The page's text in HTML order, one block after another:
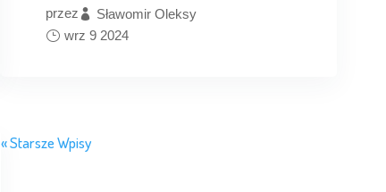
przez
Sławomir Oleksy
wrz 9 2024
« Starsze Wpisy